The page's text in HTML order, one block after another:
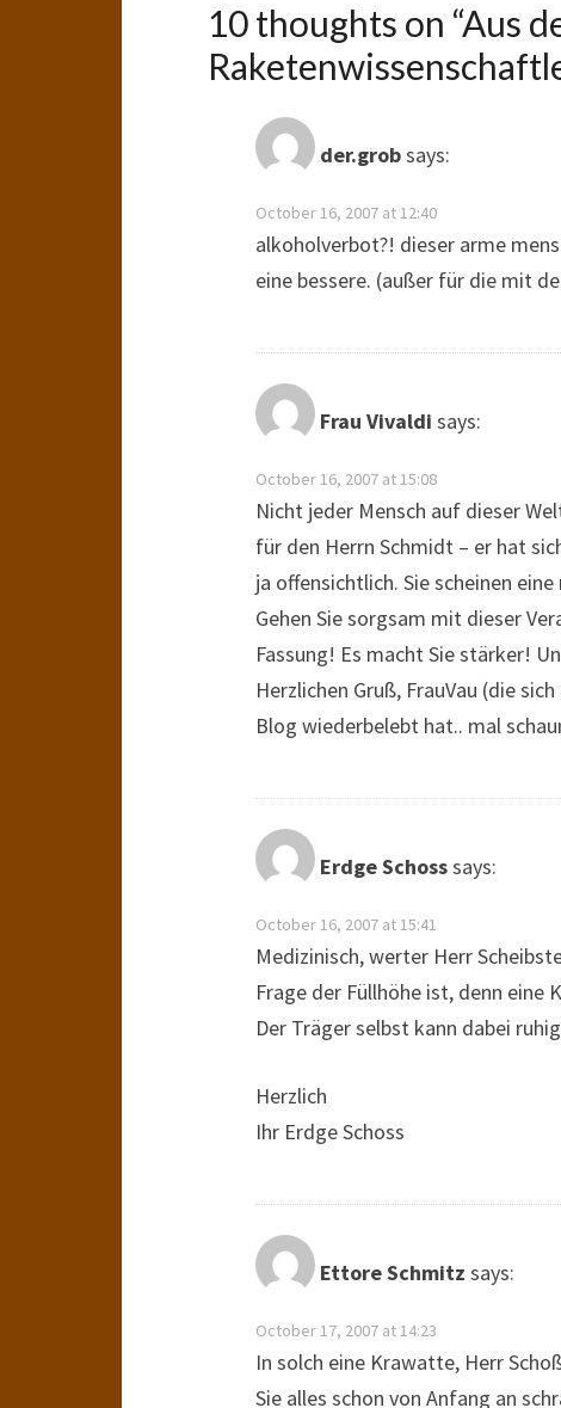
10 thoughts on “Aus
der.grobsays:
October 16, 2007 at 12:40
alkoholverbot?! dieser arme
eine bessere. (außer für die mit
Frau Vivaldi says:
October 16, 2007 at 15:08
Nicht jeder Mensch auf dieser
für den Herrn Schmidt – er hat
ja offensichtlich. Sie scheinen
Gehen Sie sorgsam mit dieser
Fassung! Es macht Sie stärker!
Herzlichen Gruß, FrauVau (die
Blog wiederbelebt hat.. mal
Erdge Schosssays:
October 16, 2007 at 15:41
Medizinisch, werter Herr
Frage der Füllhöhe ist, denn
Der Träger selbst kann dabei
Herzlich
Ihr Erdge Schoss
Ettore Schmitz says:
October 17, 2007 at 14:23
In solch eine Krawatte, Herr
Sie alles schon von Anfang an